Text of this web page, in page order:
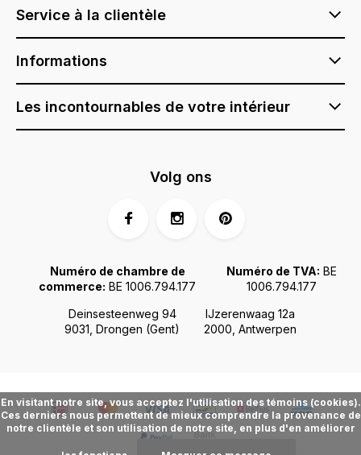
Service à la clientèle
Informations
Les incontournables de votre intérieur
Deinsesteenweg 94
9031, Drongen (Gent)
IJzerenwaag 12a
2000, Antwerpen
Numéro de chambre de
commerce: BE 1006.794.177
Numéro de TVA: BE
1006.794.177
Volg ons
En visitant notre site, vous acceptez l'utilisation des témoins (cookies).
Ces derniers nous permettent de mieux comprendre la provenance de
notre clientèle et son utilisation de notre site, en plus d'en améliorer